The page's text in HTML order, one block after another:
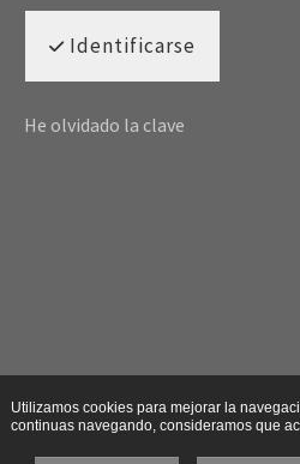
Identificarse
He olvidado la clave
Utilizamos cookies para mejorar la
continuas navegando, consideramos que